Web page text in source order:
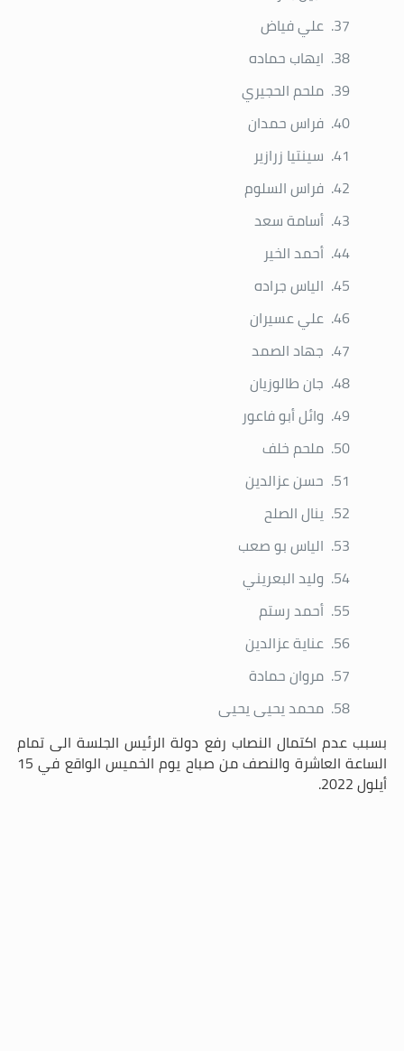
علي فياض
ايهاب حماده
ملحم الحجيري
فراس حمدان
سينتيا زرازير
فراس السلوم
أسامة سعد
أحمد الخير
الياس جراده
علي عسيران
جهاد الصمد
جان طالوزيان
وائل أبو فاعور
ملحم خلف
حسن عزالدين
ينال الصلح
الياس بو صعب
وليد البعريني
أحمد رستم
عناية عزالدين
مروان حمادة
محمد يحيى يحيى
بسبب عدم اكتمال النصاب رفع دولة الرئيس الجلسة الى تمام
الساعة العاشرة والنصف من صباح يوم الخميس الواقع في 15
أيلول 2022.